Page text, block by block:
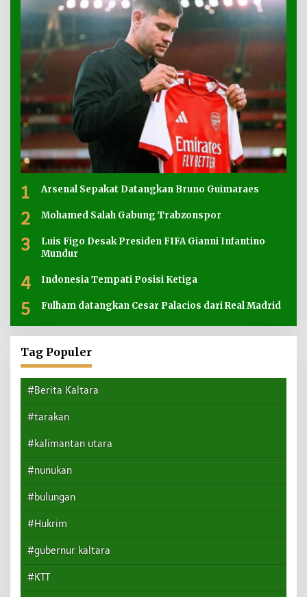
1 Arsenal Sepakat Datangkan Bruno Guimaraes
2 Mohamed Salah Gabung Trabzonspor
3
Luis Figo Desak Presiden FIFA Gianni Infantino
Mundur
4 Indonesia Tempati Posisi Ketiga
5 Fulham datangkan Cesar Palacios dari Real Madrid
Tag Populer
#Berita Kaltara
#tarakan
#kalimantan utara
#nunukan
#bulungan
#Hukrim
#gubernur kaltara
#KTT